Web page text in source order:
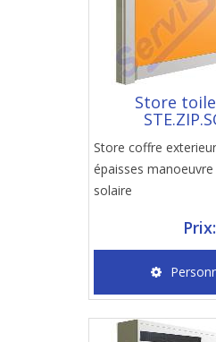
Store
Store coffre
épaisses
solaire